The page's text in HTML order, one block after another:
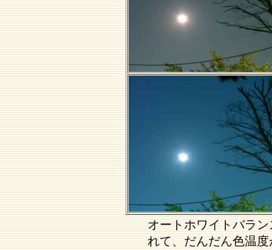
オートホワイトバラ
れて、だんだん色温